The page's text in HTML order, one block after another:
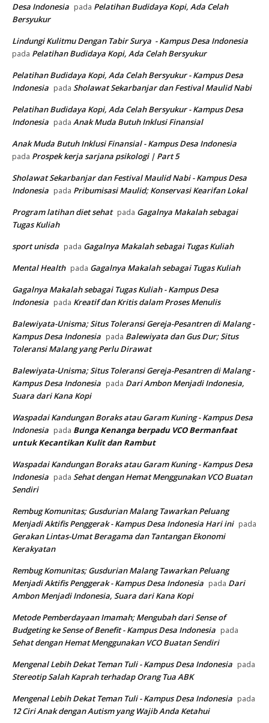
Desa Indonesia pada Pelatihan Budidaya Kopi, Ada Celah
Bersyukur
Lindungi Kulitmu Dengan Tabir Surya - Kampus Desa Indonesia
pada Pelatihan Budidaya Kopi, Ada Celah Bersyukur
Pelatihan Budidaya Kopi, Ada Celah Bersyukur - Kampus Desa
Indonesia pada Sholawat Sekarbanjar dan Festival Maulid Nabi
Pelatihan Budidaya Kopi, Ada Celah Bersyukur - Kampus Desa
Indonesia pada Anak Muda Butuh Inklusi Finansial
Anak Muda Butuh Inklusi Finansial - Kampus Desa Indonesia
pada Prospek kerja sarjana psikologi | Part 5
Sholawat Sekarbanjar dan Festival Maulid Nabi - Kampus Desa
Indonesia pada Pribumisasi Maulid; Konservasi Kearifan Lokal
Program latihan diet sehat pada Gagalnya Makalah sebagai
Tugas Kuliah
sport unisda pada Gagalnya Makalah sebagai Tugas Kuliah
Mental Health pada Gagalnya Makalah sebagai Tugas Kuliah
Gagalnya Makalah sebagai Tugas Kuliah - Kampus Desa
Indonesia pada Kreatif dan Kritis dalam Proses Menulis
Balewiyata-Unisma; Situs Toleransi Gereja-Pesantren di Malang -
Kampus Desa Indonesia pada Balewiyata dan Gus Dur; Situs
Toleransi Malang yang Perlu Dirawat
Balewiyata-Unisma; Situs Toleransi Gereja-Pesantren di Malang -
Kampus Desa Indonesia pada Dari Ambon Menjadi Indonesia,
Suara dari Kana Kopi
Waspadai Kandungan Boraks atau Garam Kuning - Kampus Desa
Indonesia pada Bunga Kenanga berpadu VCOBermanfaat
untuk Kecantikan Kulit dan Rambut
Waspadai Kandungan Boraks atau Garam Kuning - Kampus Desa
Indonesia pada Sehat dengan Hemat Menggunakan VCO Buatan
Sendiri
Rembug Komunitas; Gusdurian Malang Tawarkan Peluang
Menjadi Aktifis Penggerak - Kampus Desa Indonesia Hari ini pada
Gerakan Lintas-Umat Beragama dan Tantangan Ekonomi
Kerakyatan
Rembug Komunitas; Gusdurian Malang Tawarkan Peluang
Menjadi Aktifis Penggerak - Kampus Desa Indonesia pada Dari
Ambon Menjadi Indonesia, Suara dari Kana Kopi
Metode Pemberdayaan Imamah; Mengubah dari Sense of
Budgeting ke Sense of Benefit - Kampus Desa Indonesia pada
Sehat dengan Hemat Menggunakan VCO Buatan Sendiri
Mengenal Lebih Dekat Teman Tuli - Kampus Desa Indonesia pada
Stereotip Salah Kaprah terhadap Orang Tua ABK
Mengenal Lebih Dekat Teman Tuli - Kampus Desa Indonesia pada
12 Ciri Anak dengan Autism yang Wajib Anda Ketahui